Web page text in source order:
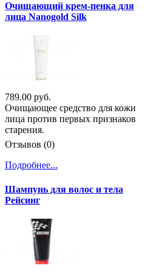
Очищающий крем-пенка для
лица Nanogold Silk
789.00 руб.
Очищающее средство для кожи
лица против первых признаков
старения.
Отзывов (0)
Подробнее...
Шампунь для волос и тела
Рейсинг